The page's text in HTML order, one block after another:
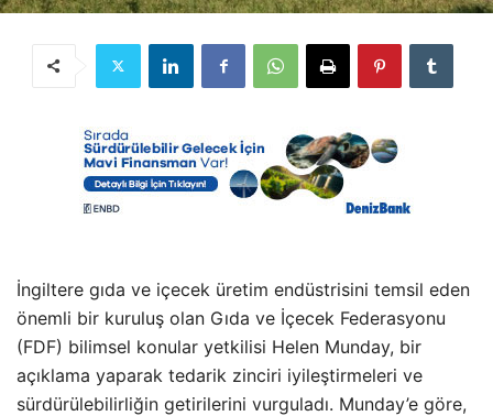
İngiltere gıda ve içecek üretim endüstrisini temsil eden
önemli bir kuruluş olan Gıda ve İçecek Federasyonu
(FDF) bilimsel konular yetkilisi Helen Munday, bir
açıklama yaparak tedarik zinciri iyileştirmeleri ve
sürdürülebilirliğin getirilerini vurguladı. Munday’e göre,